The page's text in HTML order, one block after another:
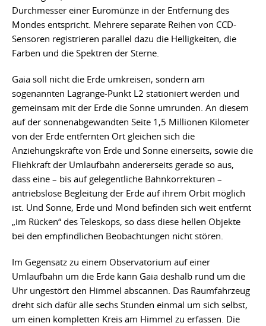
Durchmesser einer Euromünze in der Entfernung des
Mondes entspricht. Mehrere separate Reihen von CCD-
Sensoren registrieren parallel dazu die Helligkeiten, die
Farben und die Spektren der Sterne.
Gaia soll nicht die Erde umkreisen, sondern am
sogenannten Lagrange-Punkt L2 stationiert werden und
gemeinsam mit der Erde die Sonne umrunden. An diesem
auf der sonnenabgewandten Seite 1,5 Millionen Kilometer
von der Erde entfernten Ort gleichen sich die
Anziehungskräfte von Erde und Sonne einerseits, sowie die
Fliehkraft der Umlaufbahn andererseits gerade so aus,
dass eine – bis auf gelegentliche Bahnkorrekturen –
antriebslose Begleitung der Erde auf ihrem Orbit möglich
ist. Und Sonne, Erde und Mond befinden sich weit entfernt
„im Rücken“ des Teleskops, so dass diese hellen Objekte
bei den empfindlichen Beobachtungen nicht stören.
Im Gegensatz zu einem Observatorium auf einer
Umlaufbahn um die Erde kann Gaia deshalb rund um die
Uhr ungestört den Himmel abscannen. Das Raumfahrzeug
dreht sich dafür alle sechs Stunden einmal um sich selbst,
um einen kompletten Kreis am Himmel zu erfassen. Die